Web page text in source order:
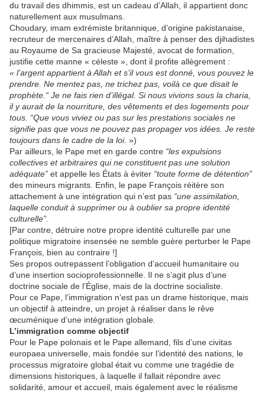
du travail des dhimmis, est un cadeau d’Allah, il appartient donc
naturellement aux musulmans.
Choudary, imam extrémiste britannique, d’origine pakistanaise,
recruteur de mercenaires d’Allah, maître à penser des djihadistes
au Royaume de Sa gracieuse Majesté, avocat de formation,
justifie cette manne « céleste », dont il profite allègrement :
« l’argent appartient à Allah et s’il vous est donné, vous pouvez le
prendre. Ne mentez pas, ne trichez pas, voilà ce que disait le
prophète.“ Je ne fais rien d’illégal. Si nous vivions sous la charia,
il y aurait de la nourriture, des vêtements et des logements pour
tous. “Que vous viviez ou pas sur les prestations sociales ne
signifie pas que vous ne pouvez pas propager vos idées. Je reste
toujours dans le cadre de la loi. »)
Par ailleurs, le Pape met en garde contre “les expulsions
collectives et arbitraires qui ne constituent pas une solution
adéquate” et appelle les États à éviter “toute forme de détention”
des mineurs migrants. Enfin, le pape François réitère son
attachement à une intégration qui n’est pas “une assimilation,
laquelle conduit à supprimer ou à oublier sa propre identité
culturelle”.
[Par contre, détruire notre propre identité culturelle par une
politique migratoire insensée ne semble guère perturber le Pape
François, bien au contraire !]
Ses propos outrepassent l’obligation d’accueil humanitaire ou
d’une insertion socioprofessionnelle. Il ne s’agit plus d’une
doctrine sociale de l’Église, mais de la doctrine socialiste.
Pour ce Pape, l’immigration n’est pas un drame historique, mais
un objectif à atteindre, un projet à réaliser dans le rêve
œcuménique d’une intégration globale.
L’immigration comme objectif
Pour le Pape polonais et le Pape allemand, fils d’une civitas
europaea universelle, mais fondée sur l’identité des nations, le
processus migratoire global était vu comme une tragédie de
dimensions historiques, à laquelle il fallait répondre avec
solidarité, amour et accueil, mais également avec le réalisme